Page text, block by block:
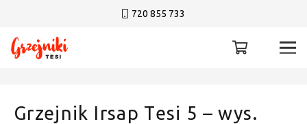
720 855 733
Grzejnik Irsap Tesi 5 – wys.